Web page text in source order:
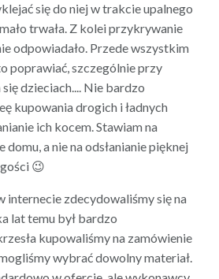
się do niej w trakcie upalnego
trwała. Z kolei przykrywanie
odpowiadało. Przede wszystkim
poprawiać, szczególnie przy
dzieciach.... Nie bardzo
kupowania drogich i ładnych
ich kocem. Stawiam na
a nie na odsłanianie pięknej
😉
internecie zdecydowaliśmy się na
lat temu był bardzo
kupowaliśmy na zamówienie
wybrać dowolny materiał.